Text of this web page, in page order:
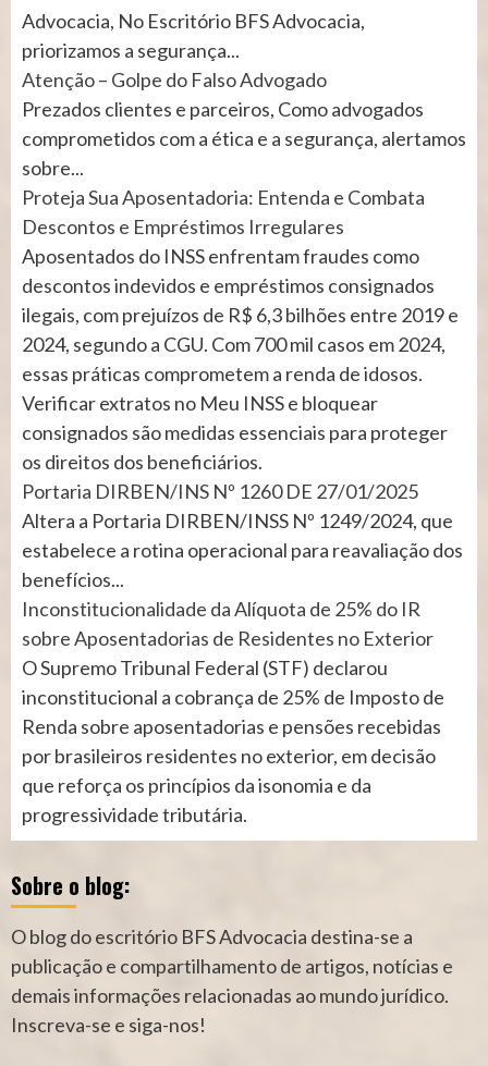
Advocacia, No Escritório BFS Advocacia,
priorizamos a segurança...
Atenção – Golpe do Falso Advogado
Prezados clientes e parceiros, Como advogados
comprometidos com a ética e a segurança, alertamos
sobre...
Proteja Sua Aposentadoria: Entenda e Combata
Descontos e Empréstimos Irregulares
Aposentados do INSS enfrentam fraudes como
descontos indevidos e empréstimos consignados
ilegais, com prejuízos de R$ 6,3 bilhões entre 2019 e
2024, segundo a CGU. Com 700 mil casos em 2024,
essas práticas comprometem a renda de idosos.
Verificar extratos no Meu INSS e bloquear
consignados são medidas essenciais para proteger
os direitos dos beneficiários.
Portaria DIRBEN/INS Nº 1260 DE 27/01/2025
Altera a Portaria DIRBEN/INSS Nº 1249/2024, que
estabelece a rotina operacional para reavaliação dos
benefícios...
Inconstitucionalidade da Alíquota de 25% do IR
sobre Aposentadorias de Residentes no Exterior
O Supremo Tribunal Federal (STF) declarou
inconstitucional a cobrança de 25% de Imposto de
Renda sobre aposentadorias e pensões recebidas
por brasileiros residentes no exterior, em decisão
que reforça os princípios da isonomia e da
progressividade tributária.
Sobre o blog:
O blog do escritório BFS Advocacia destina-se a
publicação e compartilhamento de artigos, notícias e
demais informações relacionadas ao mundo jurídico.
Inscreva-se e siga-nos!